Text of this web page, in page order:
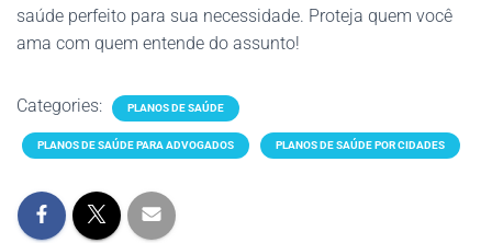
saúde perfeito para sua necessidade. Proteja quem você
ama com quem entende do assunto!
Categories: PLANOS DE SAÚDE
PLANOS DE SAÚDE PARA ADVOGADOS PLANOS DE SAÚDE POR CIDADES